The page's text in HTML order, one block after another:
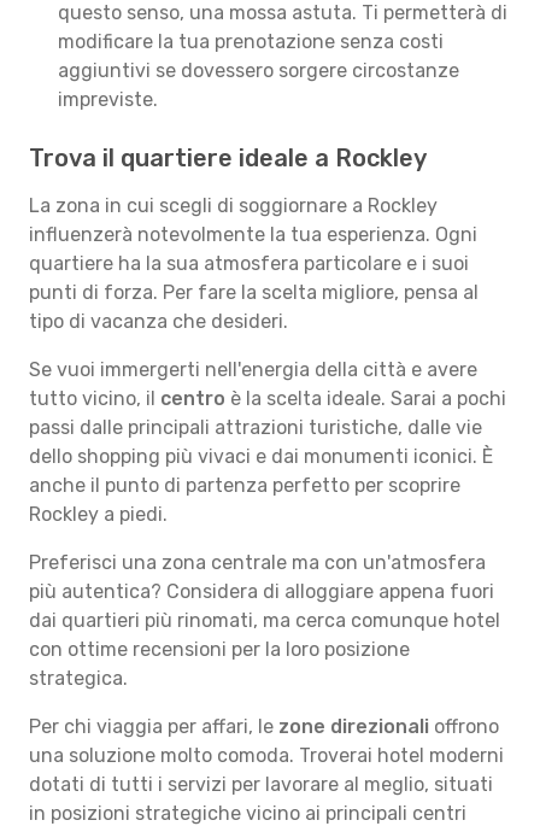
questo senso, una mossa astuta. Ti permetterà di
modificare la tua prenotazione senza costi
aggiuntivi se dovessero sorgere circostanze
impreviste.
Trova il quartiere ideale a Rockley
La zona in cui scegli di soggiornare a Rockley
influenzerà notevolmente la tua esperienza. Ogni
quartiere ha la sua atmosfera particolare e i suoi
punti di forza. Per fare la scelta migliore, pensa al
tipo di vacanza che desideri.
Se vuoi immergerti nell'energia della città e avere
tutto vicino, il centro è la scelta ideale. Sarai a pochi
passi dalle principali attrazioni turistiche, dalle vie
dello shopping più vivaci e dai monumenti iconici. È
anche il punto di partenza perfetto per scoprire
Rockley a piedi.
Preferisci una zona centrale ma con un'atmosfera
più autentica? Considera di alloggiare appena fuori
dai quartieri più rinomati, ma cerca comunque hotel
con ottime recensioni per la loro posizione
strategica.
Per chi viaggia per affari, le zone direzionali offrono
una soluzione molto comoda. Troverai hotel moderni
dotati di tutti i servizi per lavorare al meglio, situati
in posizioni strategiche vicino ai principali centri